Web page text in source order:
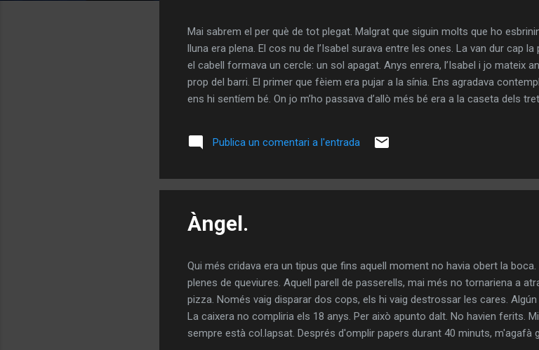
Mai sabrem el per què de tot plegat. Malgrat que siguin molts que ho
lluna era plena. El cos nu de l’Isabel surava entre les ones. La van dur cap
el cabell formava un cercle: un sol apagat. Anys enrera, l’Isabel i jo mateix
prop del barri. El primer que fèiem era pujar a la sínia. Ens agradava
ens hi sentíem bé. On jo m’ho passava d’allò més bé era a la caseta dels
berenàvem. Havien casetes on venien tota mena de dolços, llaminadures,
Publica un comentari a l'entrada
Àngel.
Qui més cridava era un tipus que fins aquell moment no havia obert la
plenes de queviures. Aquell parell de passerells, mai més no tornariena a
pizza. Només vaig disparar dos cops, els hi vaig destrossar les cares.
La caixera no compliria els 18 anys. Per això apunto dalt. No havien ferits.
sempre està col.lapsat. Després d'omplir papers durant 40 minuts, m'agafà